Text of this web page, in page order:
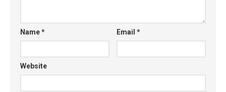
Name* Email*
Website